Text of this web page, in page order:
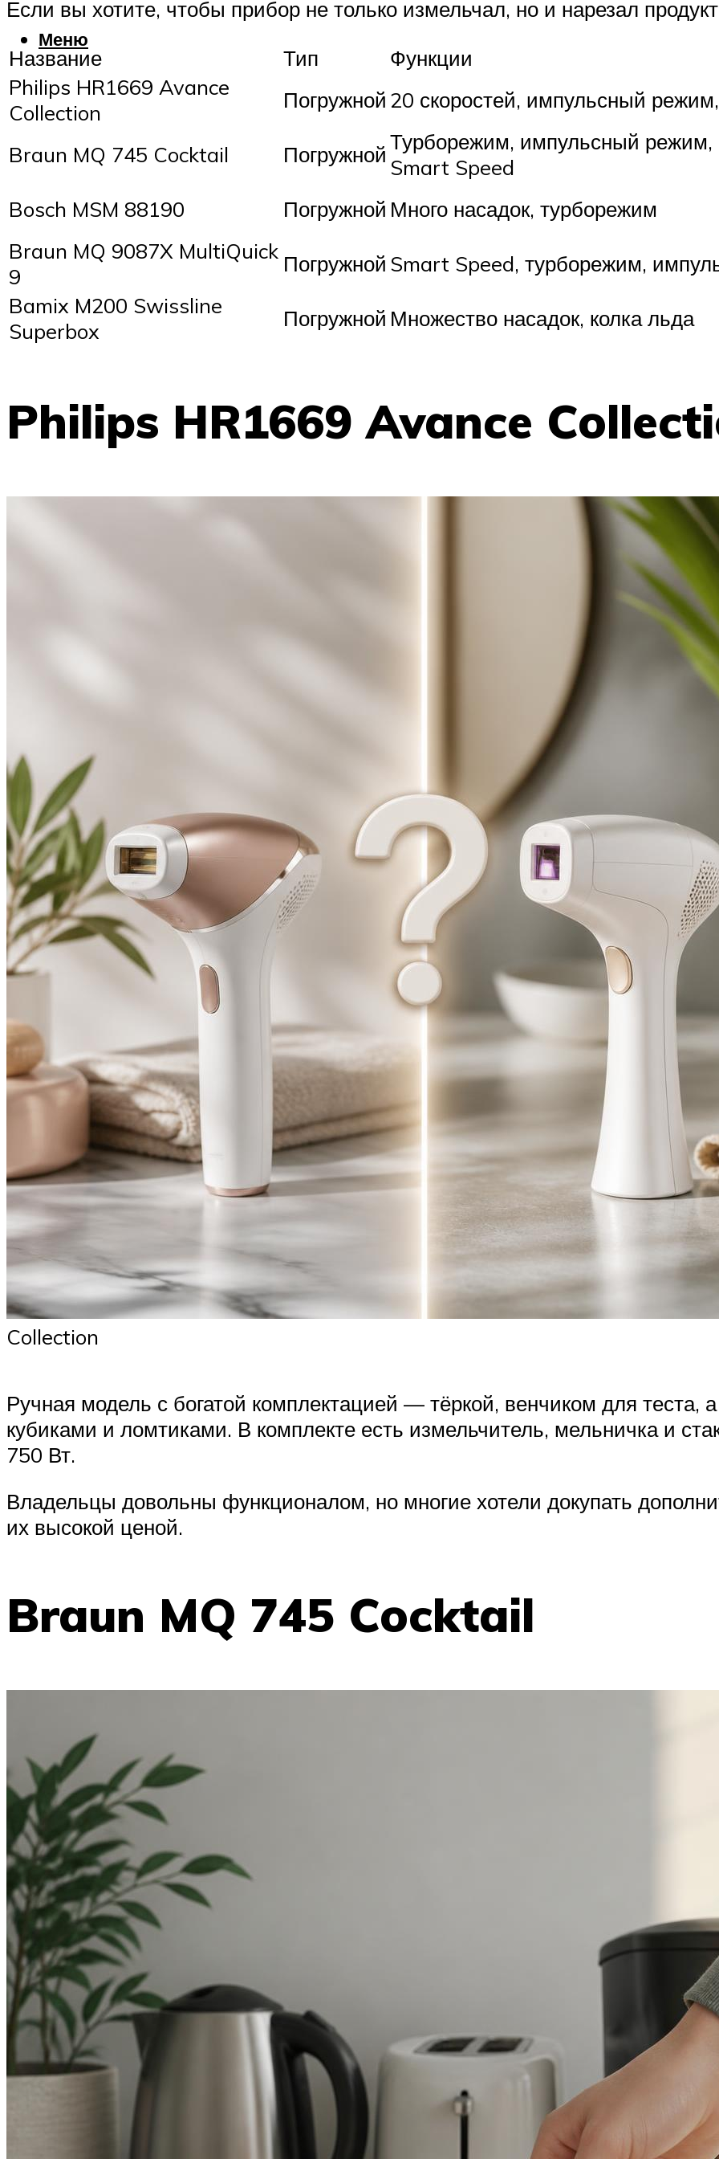
Меню
Если вы хотите, чтобы прибор не только измельчал, но и нарезал
Название
Тип
Функции
Philips HR1669 Avance
Collection
Погружной 20 скоростей, импульсный
Braun MQ 745 Cocktail ПогружнойТурборежим, импульсный режим,
Smart Speed
Bosch MSM 88190
Погружной Много насадок, турборежим
Braun MQ 9087X MultiQuick
9
Погружной Smart Speed, турборежим,
Bamix M200 Swissline
Superbox
Погружной Множество насадок, колка льда
Philips HR1669 Avance
Collection
Ручная модель с богатой комплектацией — тёркой, венчиком для теста,
кубиками и ломтиками. В комплекте есть измельчитель, мельничка и
750 Вт.
Владельцы довольны функционалом, но многие хотели докупать
их высокой ценой.
Braun MQ 745 Cocktail